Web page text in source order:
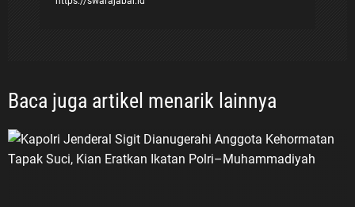
Baca juga artikel menarik lainnya